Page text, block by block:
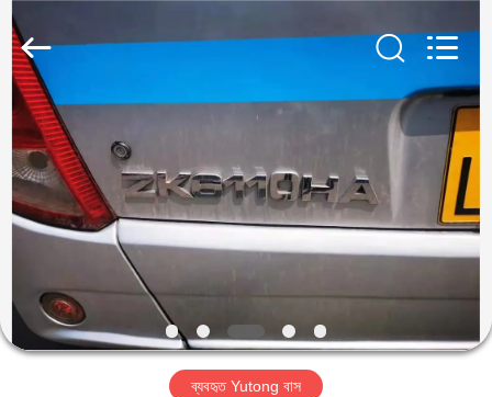
বাড়ি
পণ্য
সম্পর্কে
কারখানা
ZHENGZHOU
COOPER
INDUSTRY
CO.,
LTD..
Rights
Reserved.
ব্যবহৃত Yutong বাস